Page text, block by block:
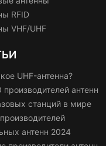
RFID
VHF/UHF
UHF-антенна?
производителей антенн
станций в мире
антенн 2024